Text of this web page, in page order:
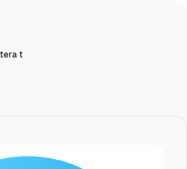
t